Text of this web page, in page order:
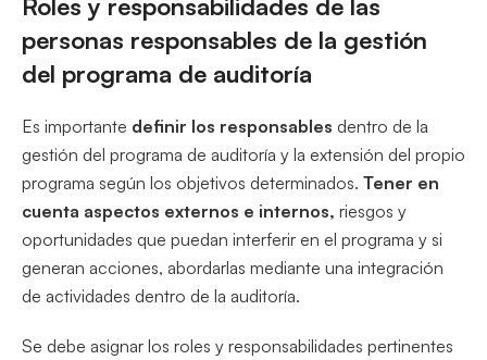
Roles y responsabilidades de las
personas responsables de la gestión
del programa de auditoría
Es importante definir los responsables dentro de la
gestión del programa de auditoría y la extensión del propio
programa según los objetivos determinados. Tener en
cuenta aspectos externos e internos, riesgos y
oportunidades que puedan interferir en el programa y si
generan acciones, abordarlas mediante una integración
de actividades dentro de la auditoría.
Se debe asignar los roles y responsabilidades pertinentes